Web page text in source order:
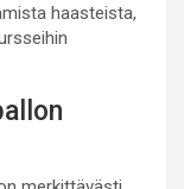
haasteista,